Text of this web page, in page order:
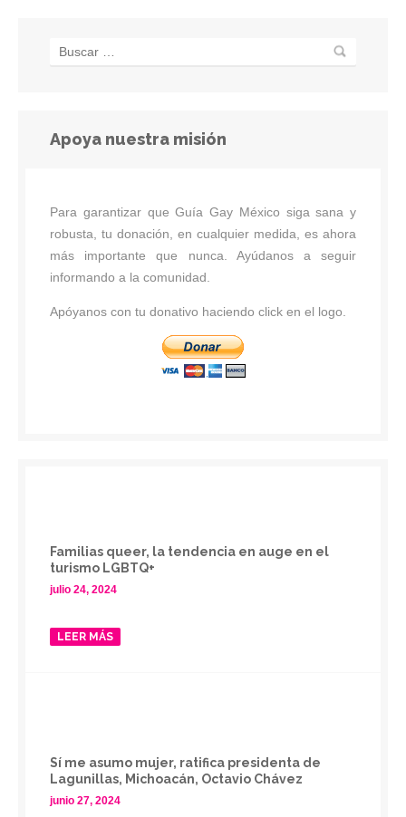
Apoya nuestra misión
Para garantizar que Guía Gay México siga sana y
robusta, tu donación, en cualquier medida, es ahora
más importante que nunca. Ayúdanos a seguir
informando a la comunidad.
Apóyanos con tu donativo haciendo click en el logo.
Familias queer, la tendencia en auge en el
turismo LGBTQ+
julio 24, 2024
LEER MÁS
Sí me asumo mujer, ratifica presidenta de
Lagunillas, Michoacán, Octavio Chávez
junio 27, 2024